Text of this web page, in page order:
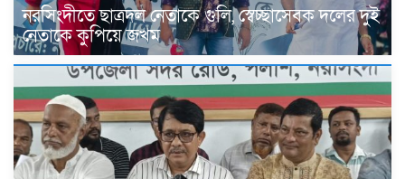
নরসিংদীতে ছাত্রদল নেতাকে গুলি, স্বেচ্ছাসেবক দলের দুই
নেতাকে কুপিয়ে জখম